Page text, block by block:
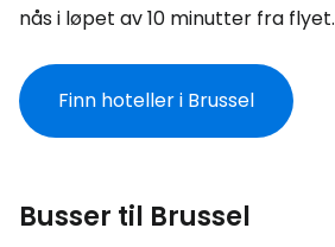
nås i løpet av 10 minutter fra flyet.
Finn hoteller i Brussel
Busser til Brussel